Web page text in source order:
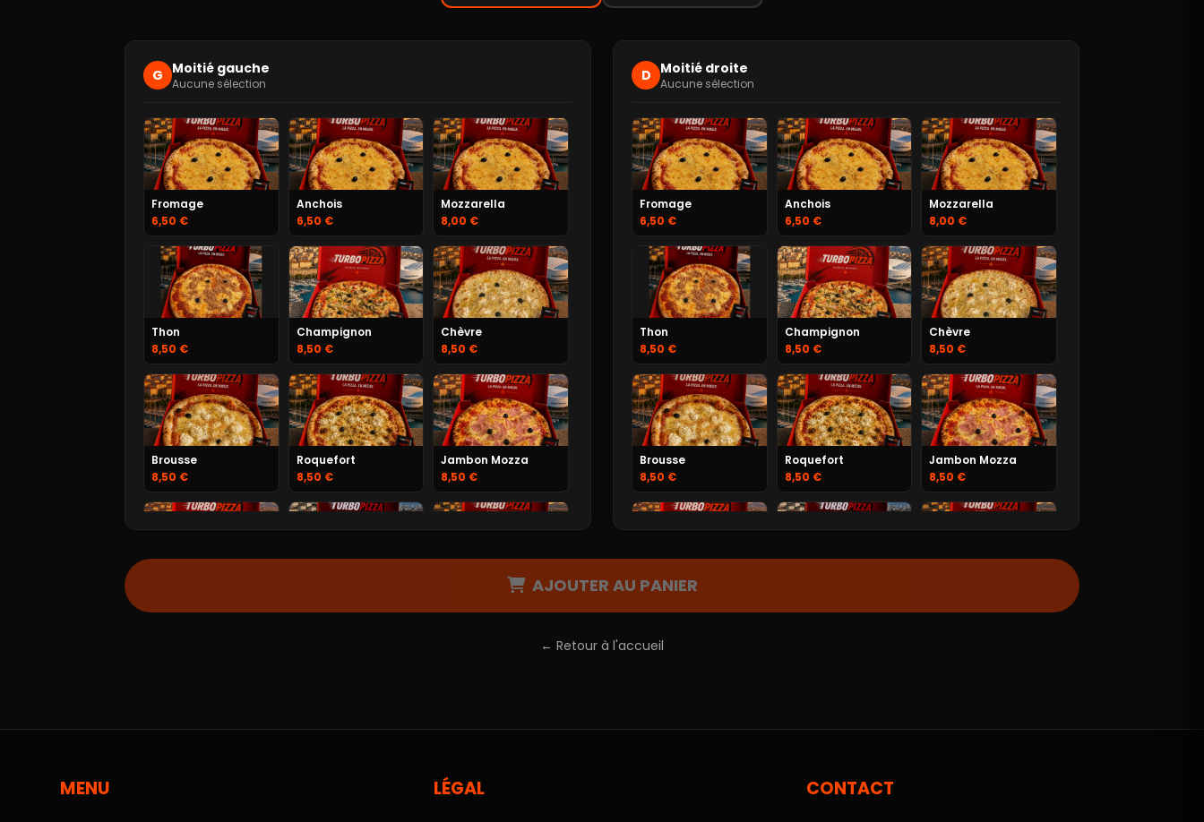
G Moitié gauche
Aucune sélection
Fromage
6,50 €
Anchois
6,50 €
Mozzarella
8,00 €
Thon
8,50 €
Champignon
8,50 €
Chèvre
8,50 €
Brousse
8,50 €
Roquefort
8,50 €
Jambon Mozza
8,50 €
Marseillaise
9,50 €
9,50 €
9,50 €
D Moitié droite
Aucune sélection
Fromage
6,50 €
Anchois
6,50 €
Mozzarella
8,00 €
Thon
8,50 €
Champignon
8,50 €
Chèvre
8,50 €
Brousse
8,50 €
Roquefort
8,50 €
Jambon Mozza
8,50 €
Jambon Fromage
9,50 €
9,50 €
9,50 €
AJOUTER AU PANIER
← Retour à l'accueil
MENU LÉGAL CONTACT